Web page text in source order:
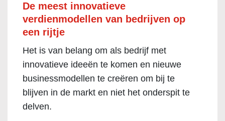
De meest innovatieve
verdienmodellen van bedrijven op
een rijtje
Het is van belang om als bedrijf met
innovatieve ideeën te komen en nieuwe
businessmodellen te creëren om bij te
blijven in de markt en niet het onderspit te
delven.